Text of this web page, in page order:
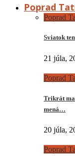
Poprad
Poprad
Sviatok
21 júla,
Poprad
Trikrát
mená…
20 júla,
Poprad